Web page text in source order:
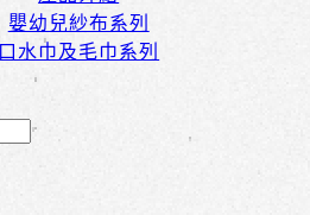
嬰幼兒紗布系列
口水巾及毛巾系列